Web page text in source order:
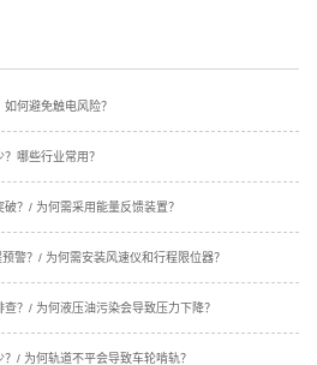
何避免触电风险？
哪些行业常用？
？/ 为何需采用能量反馈装置？
警？/ 为何需安装风速仪和行程限位器？
？/ 为何液压油污染会导致压力下降？
/ 为何轨道不平会导致车轮啃轨？